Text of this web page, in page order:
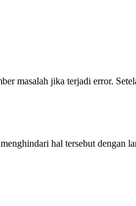
masalah jika terjadi error.
hal tersebut dengan